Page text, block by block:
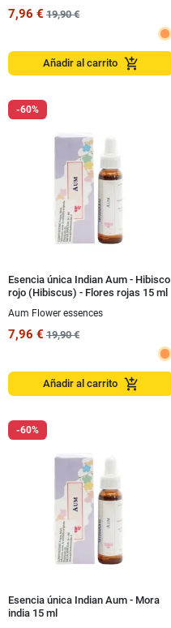
7,96 € 19,90 €
Añadir al carrito add_shopping_cart
-60%
Esencia única Indian Aum - Hibisco
rojo (Hibiscus) - Flores rojas 15 ml
Aum Flower essences
7,96 € 19,90 €
Añadir al carrito add_shopping_cart
-60%
Esencia única Indian Aum - Mora
india 15 ml